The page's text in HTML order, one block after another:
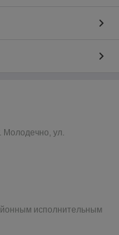
Молодечно, ул.
исполнительным